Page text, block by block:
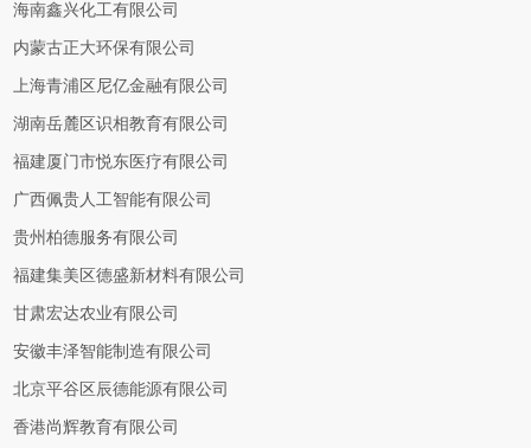
海南鑫兴化工有限公司
内蒙古正大环保有限公司
上海青浦区尼亿金融有限公司
湖南岳麓区识相教育有限公司
福建厦门市悦东医疗有限公司
广西佩贵人工智能有限公司
贵州柏德服务有限公司
福建集美区德盛新材料有限公司
甘肃宏达农业有限公司
安徽丰泽智能制造有限公司
北京平谷区辰德能源有限公司
香港尚辉教育有限公司